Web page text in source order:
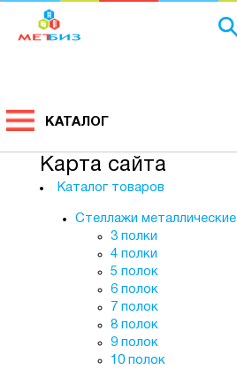
КАТАЛОГ
Карта сайта
Каталог товаров
Стеллажи металлические
3 полки
4 полки
5 полок
6 полок
7 полок
8 полок
9 полок
10 полок